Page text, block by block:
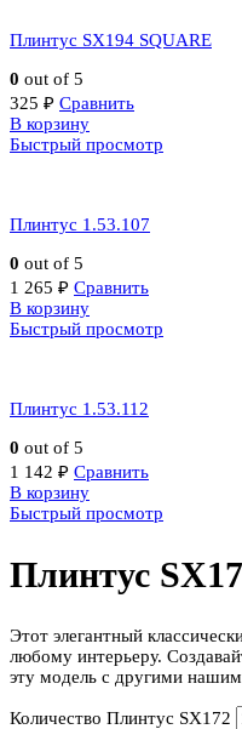
Плинтус SX194 SQUARE
0 out of 5
325 ₽ Сравнить
В корзину
Быстрый просмотр
Плинтус 1.53.107
0 out of 5
1 265 ₽ Сравнить
В корзину
Быстрый просмотр
Плинтус 1.53.112
0 out of 5
1 142 ₽ Сравнить
В корзину
Быстрый просмотр
Плинтус
Этот элегантный
любому интерьеру.
эту модель с другими
Количество Плинтус SX172